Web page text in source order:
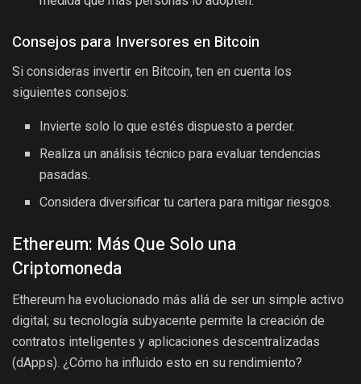
Consejos para Inversores en Bitcoin
Si consideras invertir en Bitcoin, ten en cuenta los
siguientes consejos:
Invierte solo lo que estés dispuesto a perder.
Realiza un análisis técnico para evaluar tendencias
pasadas.
Considera diversificar tu cartera para mitigar riesgos.
Ethereum: Más Que Solo una
Criptomoneda
Ethereum ha evolucionado más allá de ser un simple activo
digital; su tecnología subyacente permite la creación de
contratos inteligentes y aplicaciones descentralizadas
(dApps). ¿Cómo ha influido esto en su rendimiento?